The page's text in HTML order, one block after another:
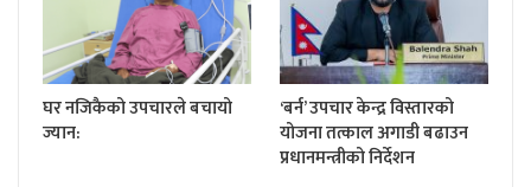
घर नजिकैको उपचारले बचायो
ज्यान:
‘बर्न’ उपचार केन्द्र विस्तारको
योजना तत्काल अगाडी बढाउन
प्रधानमन्त्रीको निर्देशन